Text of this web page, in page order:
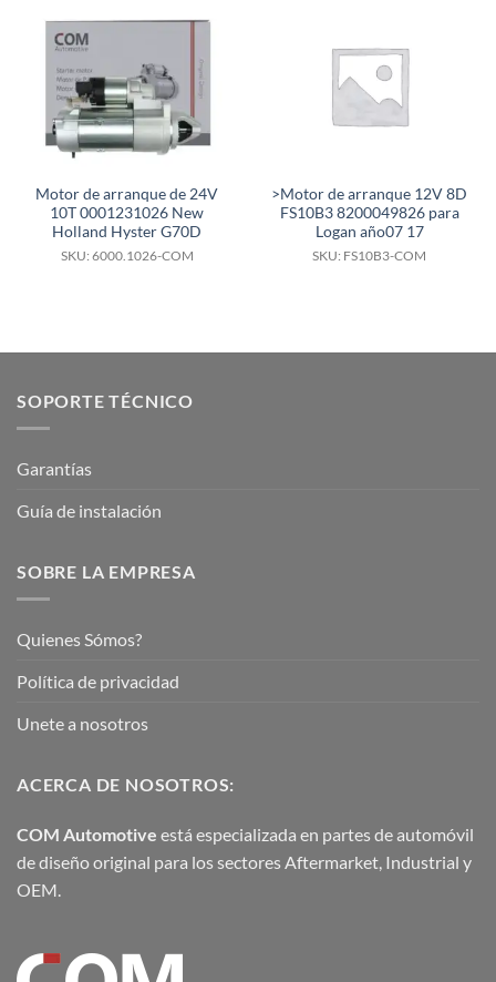
Motor de arranque de 24V
10T 0001231026 New
Holland Hyster G70D
SKU: 6000.1026-COM
>Motor de arranque 12V 8D
FS10B3 8200049826 para
Logan año07 17
SKU: FS10B3-COM
SOPORTE TÉCNICO
Garantías
Guía de instalación
SOBRE LA EMPRESA
Quienes Sómos?
Política de privacidad
Unete a nosotros
ACERCA DE NOSOTROS:
COM Automotive está especializada en partes de automóvil
de diseño original para los sectores Aftermarket, Industrial y
OEM.